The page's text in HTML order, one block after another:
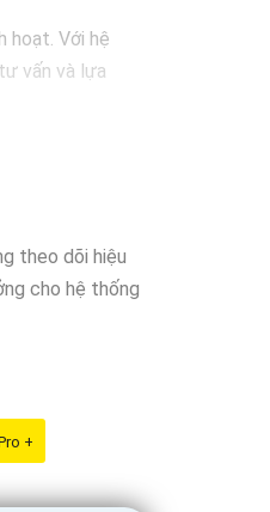
hoạt. Với hệ
vấn và lựa
theo dõi hiệu
cho hệ thống
+